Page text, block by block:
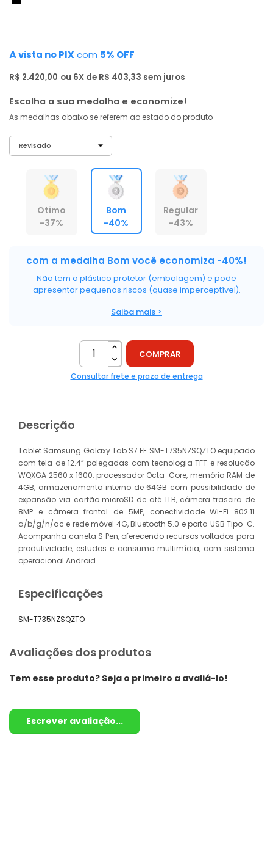
À vista no PIX com 5% OFF
R$ 2.420,00 ou 6X de R$ 403,33 sem juros
Escolha a sua medalha e economize!
As medalhas abaixo se referem ao estado do produto
Otimo
-37%
Bom
-40%
Regular
-43%
com a medalha Bom você economiza -40%!
Não tem o plástico protetor (embalagem) e pode
apresentar pequenos riscos (quase imperceptível).
Saiba mais >
COMPRAR
Consultar frete e prazo de entrega
Descrição
Tablet Samsung Galaxy Tab S7 FE SM-T735NZSQZTO equipado
com tela de 12.4” polegadas com tecnologia TFT e resolução
WQXGA 2560 x 1600, processador Octa-Core, memória RAM de
4GB, armazenamento interno de 64GB com possibilidade de
expansão via cartão microSD de até 1TB, câmera traseira de
8MP e câmera frontal de 5MP, conectividade Wi-Fi 802.11
a/b/g/n/ac e rede móvel 4G, Bluetooth 5.0 e porta USB Tipo-C.
Acompanha caneta S Pen, oferecendo recursos voltados para
produtividade, estudos e consumo multimídia, com sistema
operacional Android.
Especificações
SM-T735NZSQZTO
Avaliações dos produtos
Tem esse produto? Seja o primeiro a avaliá-lo!
Escrever avaliação...